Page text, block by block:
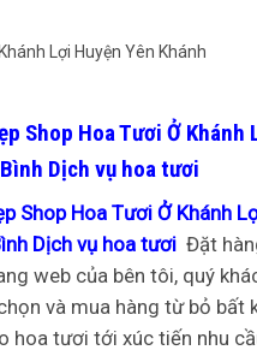
Shop Hoa Tươi Ở Khánh
Dịch vụ hoa tươi
Shop Hoa Tươi Ở Khánh
Dịch vụ hoa tươi Đặt
web của bên tôi, quý
và mua hàng từ bỏ bất
hoa tươi tới xúc tiến nhu